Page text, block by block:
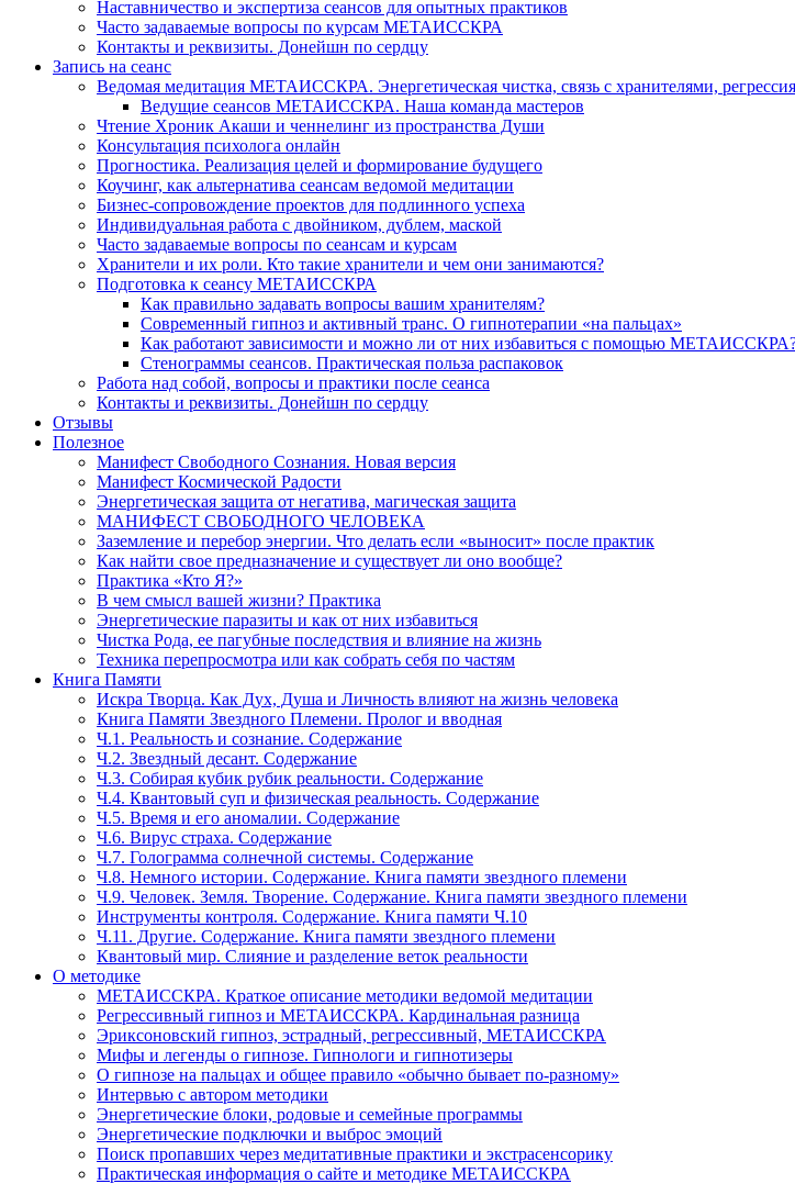
Наставничество и экспертиза сеансов для опытных практиков
Часто задаваемые вопросы по курсам МЕТАИССКРА
Контакты и реквизиты. Донейшн по сердцу
Запись на сеанс
Ведомая медитация МЕТАИССКРА. Энергетическая чистка, связь с хранителями, регрессия
Ведущие сеансов МЕТАИССКРА. Наша команда мастеров
Чтение Хроник Акаши и ченнелинг из пространства Души
Консультация психолога онлайн
Прогностика. Реализация целей и формирование будущего
Коучинг, как альтернатива сеансам ведомой медитации
Бизнес-сопровождение проектов для подлинного успеха
Индивидуальная работа с двойником, дублем, маской
Часто задаваемые вопросы по сеансам и курсам
Хранители и их роли. Кто такие хранители и чем они занимаются?
Подготовка к сеансу МЕТАИССКРА
Как правильно задавать вопросы вашим хранителям?
Современный гипноз и активный транс. О гипнотерапии «на пальцах»
Как работают зависимости и можно ли от них избавиться с помощью
Стенограммы сеансов. Практическая польза распаковок
Работа над собой, вопросы и практики после сеанса
Контакты и реквизиты. Донейшн по сердцу
Отзывы
Полезное
Манифест Свободного Сознания. Новая версия
Манифест Космической Радости
Энергетическая защита от негатива, магическая защита
МАНИФЕСТ СВОБОДНОГО ЧЕЛОВЕКА
Заземление и перебор энергии. Что делать если «выносит» после практик
Как найти свое предназначение и существует ли оно вообще?
Практика «Кто Я?»
В чем смысл вашей жизни? Практика
Энергетические паразиты и как от них избавиться
Чистка Рода, ее пагубные последствия и влияние на жизнь
Техника перепросмотра или как собрать себя по частям
Книга Памяти
Искра Творца. Как Дух, Душа и Личность влияют на жизнь человека
Книга Памяти Звездного Племени. Пролог и вводная
Ч.1. Реальность и сознание. Содержание
Ч.2. Звездный десант. Содержание
Ч.3. Собирая кубик рубик реальности. Содержание
Ч.4. Квантовый суп и физическая реальность. Содержание
Ч.5. Время и его аномалии. Содержание
Ч.6. Вирус страха. Содержание
Ч.7. Голограмма солнечной системы. Содержание
Ч.8. Немного истории. Содержание. Книга памяти звездного племени
Ч.9. Человек. Земля. Творение. Содержание. Книга памяти звездного племени
Инструменты контроля. Содержание. Книга памяти Ч.10
Ч.11. Другие. Содержание. Книга памяти звездного племени
Квантовый мир. Слияние и разделение веток реальности
О методике
МЕТАИССКРА. Краткое описание методики ведомой медитации
Регрессивный гипноз и МЕТАИССКРА. Кардинальная разница
Эриксоновский гипноз, эстрадный, регрессивный, МЕТАИССКРА
Мифы и легенды о гипнозе. Гипнологи и гипнотизеры
О гипнозе на пальцах и общее правило «обычно бывает по-разному»
Интервью с автором методики
Энергетические блоки, родовые и семейные программы
Энергетические подключки и выброс эмоций
Поиск пропавших через медитативные практики и экстрасенсорику
Практическая информация о сайте и методике МЕТАИССКРА